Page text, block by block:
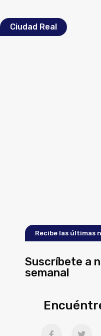
Ciudad Real
Recibe las últimas
Suscríbete a
semanal